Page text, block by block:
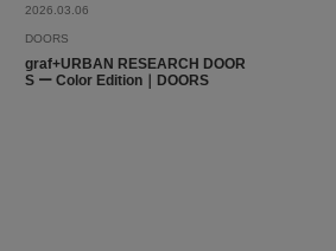
2026.03.06
DOORS
graf+URBAN RESEARCH DOOR
S ー Color Edition｜DOORS